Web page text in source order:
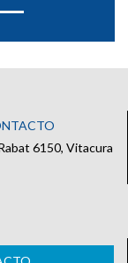
6150, Vitacura